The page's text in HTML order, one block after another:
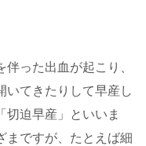
った出血が起こり、
いてきたりして早産し
切迫早産」といいま
まですが、たとえば細